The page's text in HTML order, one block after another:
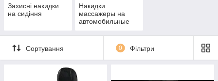
Захисні накидки
на сидіння
Накидки
массажеры на
автомобильные
Сортування 0 Фільтри